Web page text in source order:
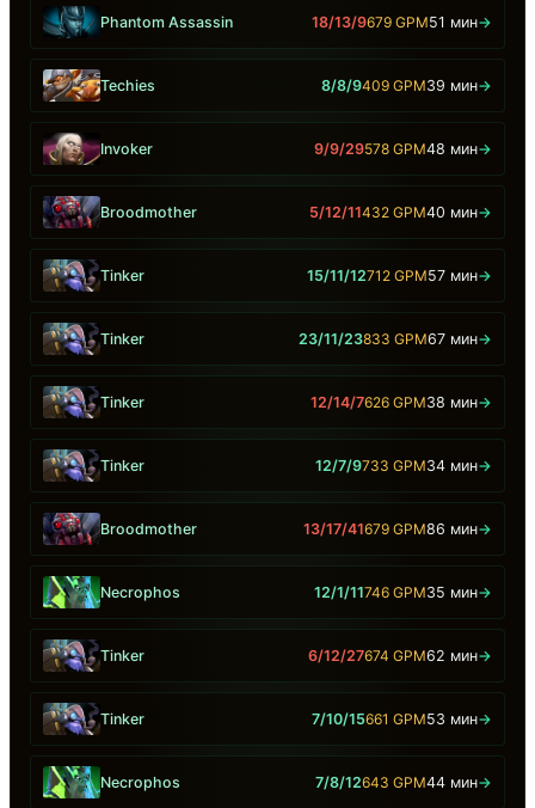
Phantom Assassin 18/13/9679 GPM51 мин→
Techies 8/8/9409 GPM39 мин→
Invoker 9/9/29578 GPM48 мин→
Broodmother 5/12/11432 GPM40 мин→
Tinker 15/11/12712 GPM57 мин→
Tinker 23/11/23833 GPM67 мин→
Tinker 12/14/7626 GPM38 мин→
Tinker 12/7/9733 GPM34 мин→
Broodmother 13/17/41679 GPM86 мин→
Necrophos 12/1/11746 GPM35 мин→
Tinker 6/12/27674 GPM62 мин→
Tinker 7/10/15661 GPM53 мин→
Necrophos 7/8/12643 GPM44 мин→